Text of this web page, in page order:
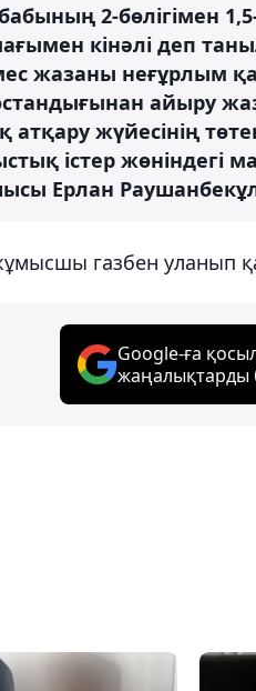
2-бөлігімен
кінәлі деп
жазаны неғұрлым
айыру
жүйесінің
істер жөніндегі
Ерлан
газбен уланып
Google-ға
жаңалықтарды